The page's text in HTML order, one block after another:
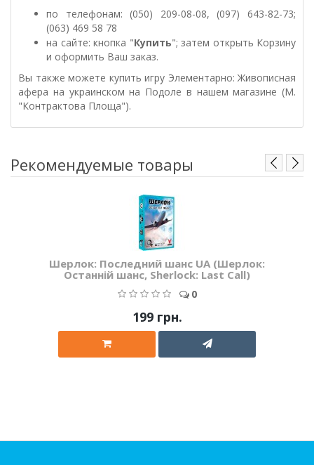
по телефонам: (050) 209-08-08, (097) 643-82-73;
(063) 469 58 78
на сайте: кнопка "Купить"; затем открыть Корзину
и оформить Ваш заказ.
Вы также можете купить игру Элементарно: Живописная
афера на украинском на Подоле в нашем магазине (М.
"Контрактова Площа").
Рекомендуемые товары
Шерлок: Последний шанс UA (Шерлок:
Останній шанс, Sherlock: Last Call)
0
199 грн.